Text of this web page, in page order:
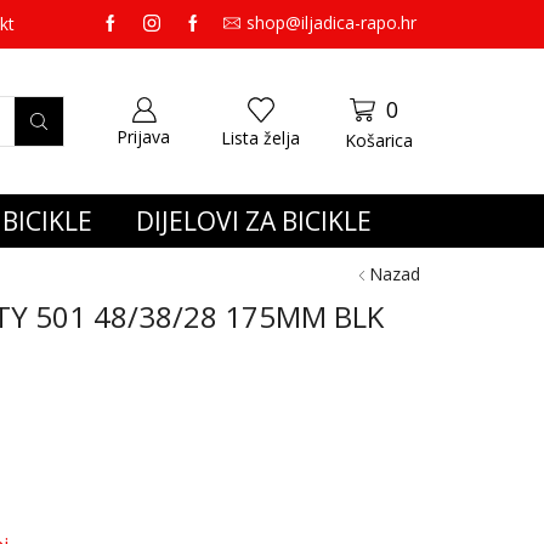
65,00 eura gratis dostava.shop@iljadica-rapo.hr
Prijava Lista želja
0
Košarica
DIJELOVI ZA BICIKLE
Nazad
501 48/38/28 175MM BLK